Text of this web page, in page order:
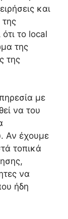
και
της
το local
της
της
με
να του
Αν έχουμε
τοπικά
να
ήδη